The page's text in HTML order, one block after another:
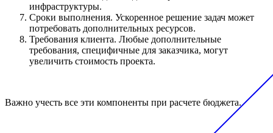
инфраструктуры.
Сроки выполнения. Ускоренное решение задач может
потребовать дополнительных ресурсов.
Требования клиента. Любые дополнительные
требования, специфичные для заказчика, могут
увеличить стоимость проекта.
Важно учесть все эти компоненты при расчете бюджета.